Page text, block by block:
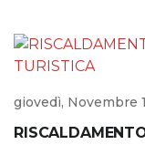
giovedì, Novembre